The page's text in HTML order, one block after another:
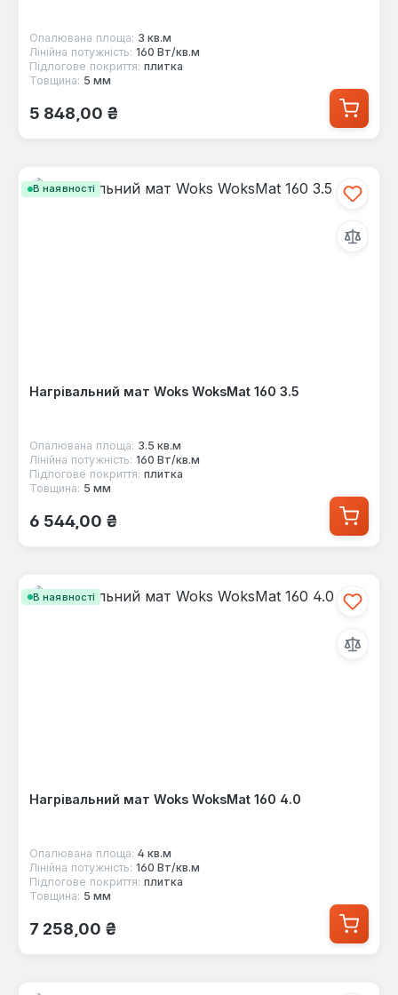
Опалювана площа: 3 кв.м
Лінійна потужність: 160 Вт/кв.м
Підлогове покриття: плитка
Товщина: 5 мм
Звичайна ціна:
5 848,00 ₴
В наявності
Нагрівальний мат Woks WoksMat 160 3.5
Опалювана площа: 3.5 кв.м
Лінійна потужність: 160 Вт/кв.м
Підлогове покриття: плитка
Товщина: 5 мм
Звичайна ціна:
6 544,00 ₴
В наявності
Нагрівальний мат Woks WoksMat 160 4.0
Опалювана площа: 4 кв.м
Лінійна потужність: 160 Вт/кв.м
Підлогове покриття: плитка
Товщина: 5 мм
Звичайна ціна:
7 258,00 ₴